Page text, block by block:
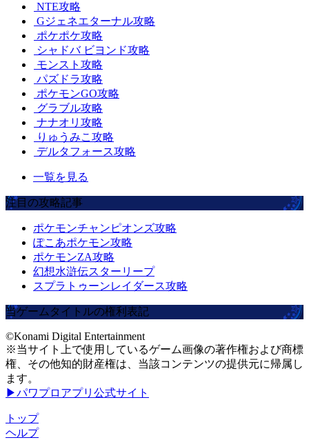
NTE攻略
Gジェネエターナル攻略
ポケポケ攻略
シャドバ ビヨンド攻略
モンスト攻略
パズドラ攻略
ポケモンGO攻略
グラブル攻略
ナナオリ攻略
りゅうみこ攻略
デルタフォース攻略
一覧を見る
注目の攻略記事
ポケモンチャンピオンズ攻略
ぽこあポケモン攻略
ポケモンZA攻略
幻想水滸伝スターリープ
スプラトゥーンレイダース攻略
当ゲームタイトルの権利表記
©Konami Digital Entertainment
※当サイト上で使用しているゲーム画像の著作権および商標
権、その他知的財産権は、当該コンテンツの提供元に帰属し
ます。
▶パワプロアプリ公式サイト
トップ
ヘルプ